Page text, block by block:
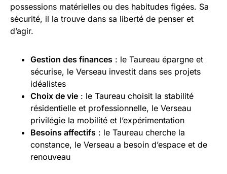
possessions matérielles ou des habitudes figées. Sa
sécurité, il la trouve dans sa liberté de penser et
d’agir.
Gestion des finances : le Taureau épargne et
sécurise, le Verseau investit dans ses projets
idéalistes
Choix de vie : le Taureau choisit la stabilité
résidentielle et professionnelle, le Verseau
privilégie la mobilité et l’expérimentation
Besoins affectifs : le Taureau cherche la
constance, le Verseau a besoin d’espace et de
renouveau